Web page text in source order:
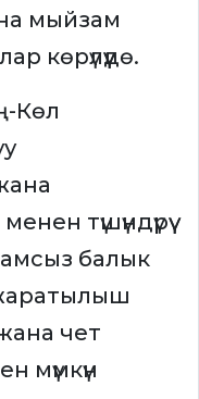
мыйзам
көрүлүүдө.
Көл
түшүндүрүү
балык
чет
мүмкүн